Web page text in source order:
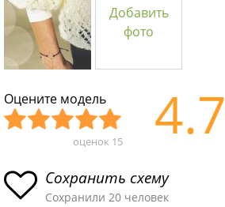
Добавить
фото
Оцените модель
асн
ая
пло
хая
ыч
ная
Хор
ая
Отл
ая
оценок 15 4.7
Сохранить схему
Сохранили 20 человек